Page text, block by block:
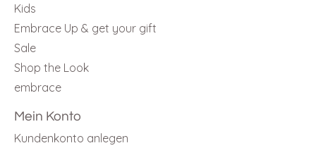
Kids
Embrace Up & get your gift
Sale
Shop the Look
embrace
Mein Konto
Kundenkonto anlegen